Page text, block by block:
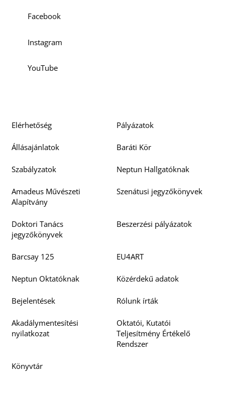
Facebook
Instagram
YouTube
Elérhetőség Pályázatok
Állásajánlatok Baráti Kör
Szabályzatok Neptun Hallgatóknak
Amadeus Művészeti
Alapítvány
Szenátusi jegyzőkönyvek
Doktori Tanács
jegyzőkönyvek
Beszerzési pályázatok
Barcsay 125 EU4ART
Neptun Oktatóknak Közérdekű adatok
Bejelentések Rólunk írták
Akadálymentesítési
nyilatkozat
Oktatói, Kutatói
Teljesítmény Értékelő
Rendszer
Könyvtár